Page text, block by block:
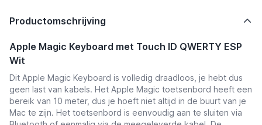
Productomschrijving
Apple Magic Keyboard met Touch ID QWERTY ESP
Wit
Dit Apple Magic Keyboard is volledig draadloos, je hebt dus
geen last van kabels. Het Apple Magic toetsenbord heeft een
bereik van 10 meter, dus je hoeft niet altijd in de buurt van je
Mac te zijn. Het toetsenbord is eenvoudig aan te sluiten via